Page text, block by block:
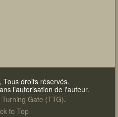
droits réservés.
l'autorisation de l'auteur.
Gate (TTG).
to Top